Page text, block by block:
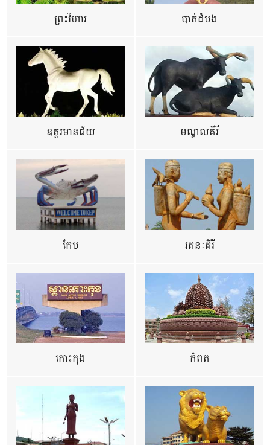
ព្រះវិហារ បាត់ដំបង
ឧត្ដរមានជ័យ មណ្ឌលគីរី
កែប រតនៈគីរី
កោះកុង កំពត